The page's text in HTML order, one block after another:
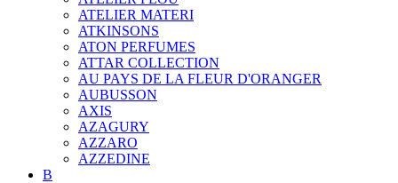
ATELIER MATERI
ATKINSONS
ATON PERFUMES
ATTAR COLLECTION
AU PAYS DE LA FLEUR D'ORANGER
AUBUSSON
AXIS
AZAGURY
AZZARO
AZZEDINE
B